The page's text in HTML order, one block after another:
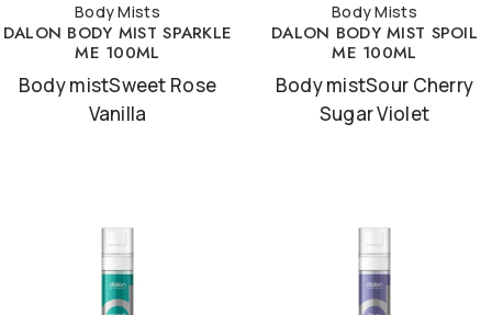
Body Mists
DALON BODY MIST SPARKLE
ME 100ML
Body mistSweet Rose
Vanilla
Body Mists
DALON BODY MIST SPOIL
ME 100ML
Body mistSour Cherry
Sugar Violet